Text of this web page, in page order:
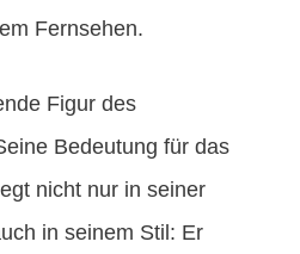
Fernsehen.
Figur des
Bedeutung für das
nicht nur in seiner
in seinem Stil: Er